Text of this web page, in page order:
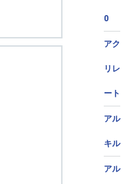
0
アク
リレ
ート
アル
キル
アル